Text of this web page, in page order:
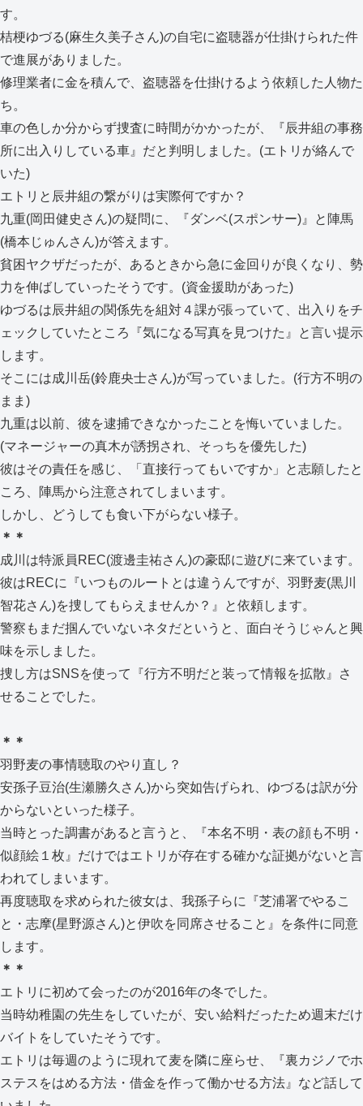
す。
桔梗ゆづる(麻生久美子さん)の自宅に盗聴器が仕掛けられた件
で進展がありました。
修理業者に金を積んで、盗聴器を仕掛けるよう依頼した人物た
ち。
車の色しか分からず捜査に時間がかかったが、『辰井組の事務
所に出入りしている車』だと判明しました。(エトリが絡んで
いた)
エトリと辰井組の繋がりは実際何ですか？
九重(岡田健史さん)の疑問に、『ダンベ(スポンサー)』と陣馬
(橋本じゅんさん)が答えます。
貧困ヤクザだったが、あるときから急に金回りが良くなり、勢
力を伸ばしていったそうです。(資金援助があった)
ゆづるは辰井組の関係先を組対４課が張っていて、出入りをチ
ェックしていたところ『気になる写真を見つけた』と言い提示
します。
そこには成川岳(鈴鹿央士さん)が写っていました。(行方不明の
まま)
九重は以前、彼を逮捕できなかったことを悔いていました。
(マネージャーの真木が誘拐され、そっちを優先した)
彼はその責任を感じ、「直接行ってもいですか」と志願したと
ころ、陣馬から注意されてしまいます。
しかし、どうしても食い下がらない様子。
＊＊
成川は特派員REC(渡邊圭祐さん)の豪邸に遊びに来ています。
彼はRECに『いつものルートとは違うんですが、羽野麦(黒川
智花さん)を捜してもらえませんか？』と依頼します。
警察もまだ掴んでいないネタだというと、面白そうじゃんと興
味を示しました。
捜し方はSNSを使って『行方不明だと装って情報を拡散』さ
せることでした。
＊＊
羽野麦の事情聴取のやり直し？
安孫子豆治(生瀬勝久さん)から突如告げられ、ゆづるは訳が分
からないといった様子。
当時とった調書があると言うと、『本名不明・表の顔も不明・
似顔絵１枚』だけではエトリが存在する確かな証拠がないと言
われてしまいます。
再度聴取を求められた彼女は、我孫子らに『芝浦署でやるこ
と・志摩(星野源さん)と伊吹を同席させること』を条件に同意
します。
＊＊
エトリに初めて会ったのが2016年の冬でした。
当時幼稚園の先生をしていたが、安い給料だったため週末だけ
バイトをしていたそうです。
エトリは毎週のように現れて麦を隣に座らせ、『裏カジノでホ
ステスをはめる方法・借金を作って働かせる方法』など話して